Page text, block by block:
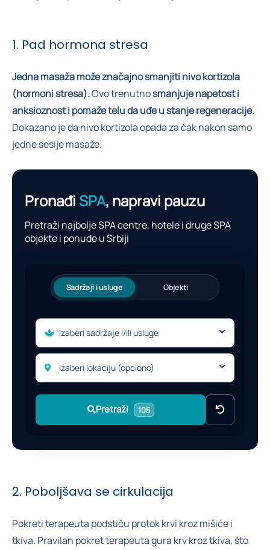
1. Pad hormona stresa
Jedna masaža može značajno smanjiti nivo kortizola
(hormoni stresa).Ovo trenutnosmanjuje napetost i
anksioznost i pomaže telu da uđe u stanje regeneracije.
Dokazano je da nivo kortizola opada za čak nakon samo
jedne sesije masaže.
Pronađi SPA, napravi pauzu
Pretraži najbolje SPA centre, hotele i druge SPA
objekte i ponude u Srbiji
Sadržaji i usluge Objekti
Izaberi sadržaje i/ili usluge
Izaberi lokaciju (opciono)
Pretraži 105
2. Poboljšava se cirkulacija
Pokreti terapeuta podstiču protok krvi kroz mišiće i
tkiva. Pravilan pokret terapeuta gura krv kroz tkiva, što